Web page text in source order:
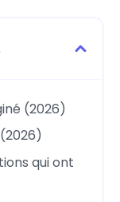
(2026)
qui ont